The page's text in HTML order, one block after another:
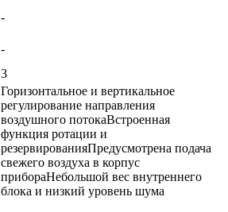
-
-
3
Горизонтальное и вертикальное
регулирование направления
воздушного потокаВстроенная
функция ротации и
резервированияПредусмотрена подача
свежего воздуха в корпус
прибораНебольшой вес внутреннего
блока и низкий уровень шума